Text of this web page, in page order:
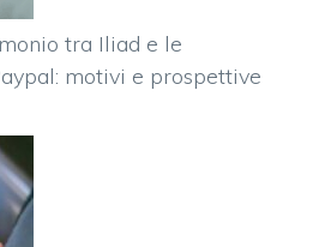
tra Iliad e le
motivi e prospettive